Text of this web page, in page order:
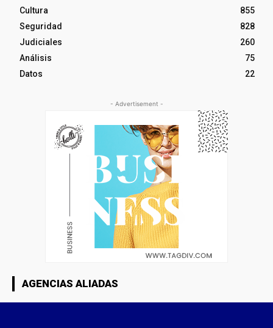
Cultura
855
Seguridad
828
Judiciales
260
Análisis
75
Datos
22
- Advertisement -
AGENCIAS ALIADAS